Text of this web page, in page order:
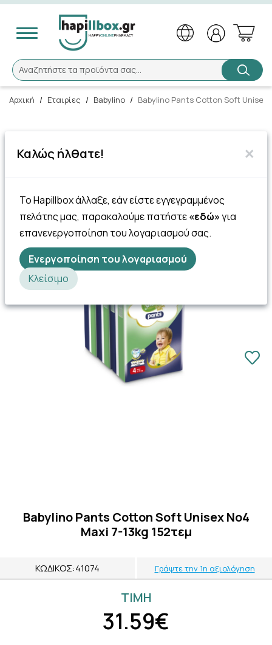
Αναζητήστε τα προϊόντα σας...
Αναζήτηση
Αρχική / Εταιρίες / Babylino / Babylino Pants Cotton Soft Unisex
Babylino Pants Cotton Soft Unisex No4
Maxi 7-13kg 152τεμ
ΚΩΔΙΚΌΣ:41074 Γράψτε την 1η αξιολόγηση
ΤΙΜH
31.59€
Καλώς ήλθατε! ×
Το Hapillbox άλλαξε, εάν είστε εγγεγραμμένος
πελάτης μας, παρακαλούμε πατήστε«εδώ»για
επανενεργοποίηση του λογαριασμού σας.
Ενεργοποίηση του λογαριασμού
Κλείσιμο